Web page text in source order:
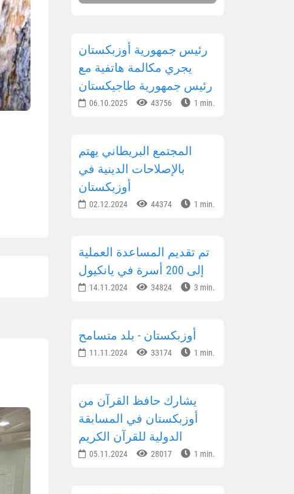
رئيس جمهورية أوزبكستان
يجري مكالمة هاتفية مع
رئيس جمهورية طاجيكستان
06.10.2025 43756 1 min.
المجتمع البريطاني يهتم
بالإصلاحات الدينية في
أوزبكستان
02.12.2024 44374 1 min.
تم تقديم المساعدة العملية
إلى 200 أسرة في يانكيول
14.11.2024 34824 3 min.
أوزبكستان - بلد متسامح
11.11.2024 33174 1 min.
يشارك حافظ القرآن من
أوزبكستان في المسابقة
الدولية للقرآن الكريم
05.11.2024 28017 1 min.